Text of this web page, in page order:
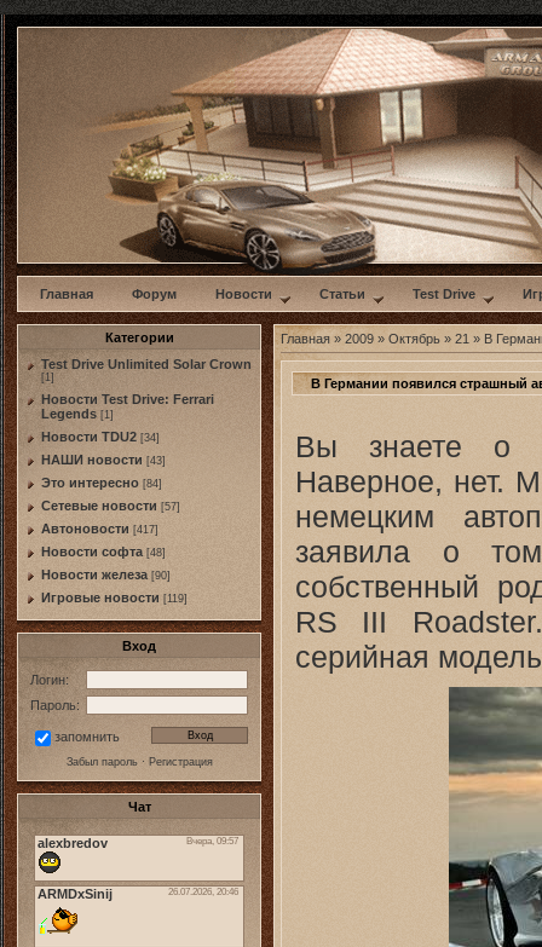
w
Главная Форум Новости Статьи Test Drive
Категории
Test Drive Unlimited Solar Crown
[1]
Новости Test Drive: Ferrari
Legends [1]
Новости TDU2 [34]
НАШИ новости [43]
Это интересно [84]
Сетевые новости [57]
Автоновости [417]
Новости софта [48]
Новоcти железа [90]
Игровые новости [119]
Вход
Логин:
Пароль:
запомнить
Забыл пароль· Регистрация
Чат
Главная » 2009 » Октябрь » 21 » В
В Германии появился страшный
Вы знаете о
Наверное, нет.
немецким
заявила о
собственный
RS III
серийная